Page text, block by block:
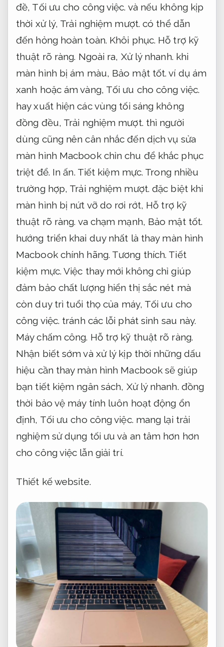
đề, Tối ưu cho công việc. và nếu không kịp
thời xử lý, Trải nghiệm mượt. có thể dẫn
đến hỏng hoàn toàn. Khôi phục. Hỗ trợ kỹ
thuật rõ ràng. Ngoài ra, Xử lý nhanh. khi
màn hình bị ám màu, Bảo mật tốt. ví dụ ám
xanh hoặc ám vàng, Tối ưu cho công việc.
hay xuất hiện các vùng tối sáng không
đồng đều, Trải nghiệm mượt. thì người
dùng cũng nên cân nhắc đến dịch vụ sửa
màn hình Macbook chỉn chu để khắc phục
triệt để. In ấn. Tiết kiệm mực. Trong nhiều
trường hợp, Trải nghiệm mượt. đặc biệt khi
màn hình bị nứt vỡ do rơi rớt, Hỗ trợ kỹ
thuật rõ ràng. va chạm mạnh, Bảo mật tốt.
hướng triển khai duy nhất là thay màn hình
Macbook chính hãng. Tương thích. Tiết
kiệm mực. Việc thay mới không chỉ giúp
đảm bảo chất lượng hiển thị sắc nét mà
còn duy trì tuổi thọ của máy, Tối ưu cho
công việc. tránh các lỗi phát sinh sau này.
Máy chấm công. Hỗ trợ kỹ thuật rõ ràng.
Nhận biết sớm và xử lý kịp thời những dấu
hiệu cần thay màn hình Macbook sẽ giúp
bạn tiết kiệm ngân sách, Xử lý nhanh. đồng
thời bảo vệ máy tính luôn hoạt động ổn
định, Tối ưu cho công việc. mang lại trải
nghiệm sử dụng tối ưu và an tâm hơn hơn
cho công việc lẫn giải trí.
Thiết kế website.